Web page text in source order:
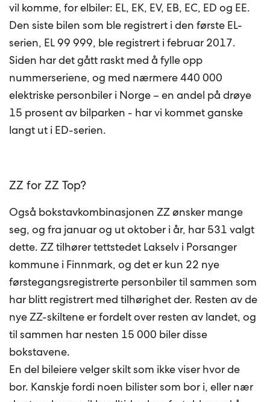
vil komme, for elbiler: EL, EK, EV, EB, EC, ED og EE.
Den siste bilen som ble registrert i den første EL-
serien, EL 99 999, ble registrert i februar 2017.
Siden har det gått raskt med å fylle opp
nummerseriene, og med nærmere 440 000
elektriske personbiler i Norge – en andel på drøye
15 prosent av bilparken - har vi kommet ganske
langt ut i ED-serien.
ZZ for ZZ Top?
Også bokstavkombinasjonen ZZ ønsker mange
seg, og fra januar og ut oktober i år, har 531 valgt
dette. ZZ tilhører tettstedet Lakselv i Porsanger
kommune i Finnmark, og det er kun 22 nye
førstegangsregistrerte personbiler til sammen som
har blitt registrert med tilhørighet der. Resten av de
nye ZZ-skiltene er fordelt over resten av landet, og
til sammen har nesten 15 000 biler disse
bokstavene.
En del bileiere velger skilt som ikke viser hvor de
bor. Kanskje fordi noen bilister som bor i, eller nær